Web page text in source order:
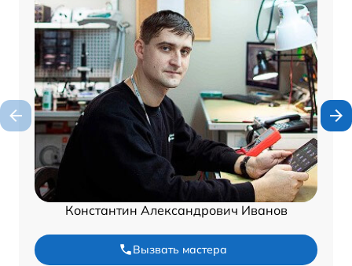
Константин Александрович Иванов
Вызвать мастера